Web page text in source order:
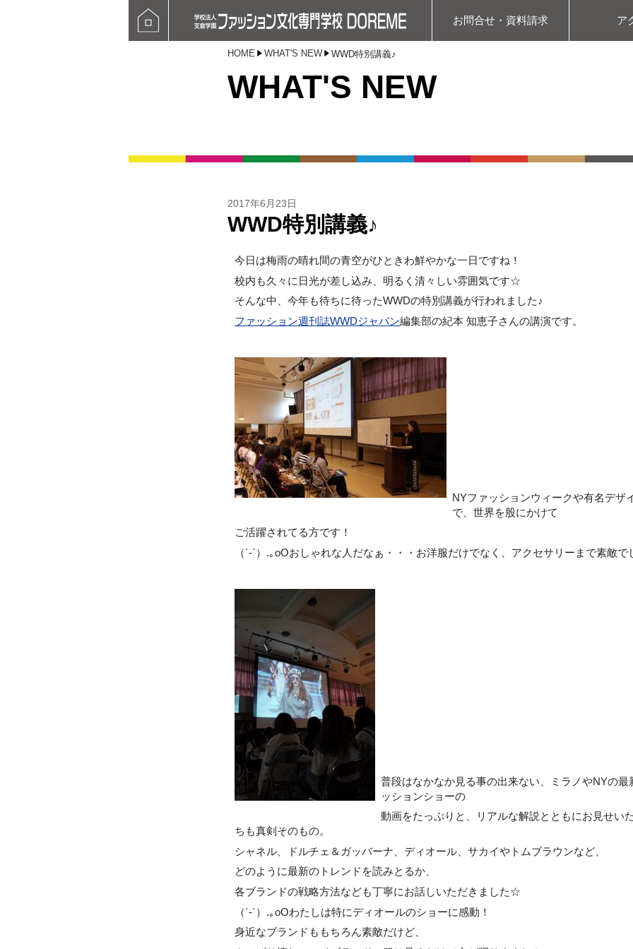
お問合せ・資料請求 ア
HOME WHAT'S NEW WWD特別講義♪
WHAT'S NEW
2017年6月23日
WWD特別講義♪
今日は梅雨の晴れ間の青空がひときわ鮮やかな一日ですね！
校内も久々に日光が差し込み、明るく清々しい雰囲気です☆
そんな中、今年も待ちに待ったWWDの特別講義が行われました♪
ファッション週刊誌WWDジャパン編集部の紀本 知恵子さんの講演です。
NYファッションウィークや有名デザ
で、世界を股にかけて
ご活躍されてる方です！
（´-`）.｡oOおしゃれな人だなぁ・・・お洋服だけでなく、アクセサリーまで素敵で
普段はなかなか見る事の出来ない、ミラノやNYの最
ッションショーの
動画をたっぷりと、リアルな解説とともにお見せい
ちも真剣そのもの。
シャネル、ドルチェ＆ガッバーナ、ディオール、サカイやトムブラウンなど、
どのように最新のトレンドを読みとるか、
各ブランドの戦略方法なども丁寧にお話しいただきました☆
（´-`）.｡oOわたしは特にディオールのショーに感動！
身近なブランドももちろん素敵だけど、